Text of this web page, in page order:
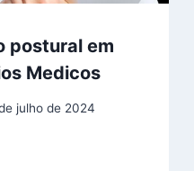
postural em
Medicos
julho de 2024